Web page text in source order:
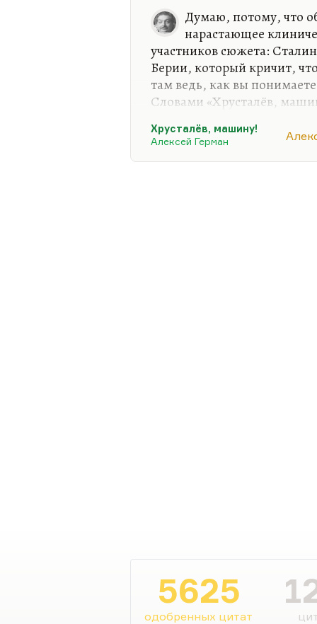
Думаю, потому, что
нарастающее
участников сюжета:
Берии, который кричит,
там ведь, как вы
Словами «Хрусталёв,
из представителей этой
одержим тем же
Хрусталёв, машину!
Алексей Герман
5625
одобренных цитат